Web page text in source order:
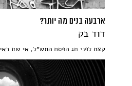
ארבעה בנים מה יותר?
דוד בק
קצת לפני חג הפסח התש״ל, אי שם